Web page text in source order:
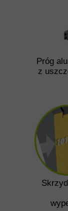
Próg
z